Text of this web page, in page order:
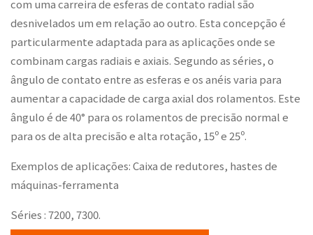
com uma carreira de esferas de contato radial são
desnivelados um em relação ao outro. Esta concepção é
particularmente adaptada para as aplicações onde se
combinam cargas radiais e axiais. Segundo as séries, o
ângulo de contato entre as esferas e os anéis varia para
aumentar a capacidade de carga axial dos rolamentos. Este
ângulo é de 40° para os rolamentos de precisão normal e
para os de alta precisão e alta rotação, 15º e 25º.
Exemplos de aplicações: Caixa de redutores, hastes de
máquinas-ferramenta
Séries : 7200, 7300.